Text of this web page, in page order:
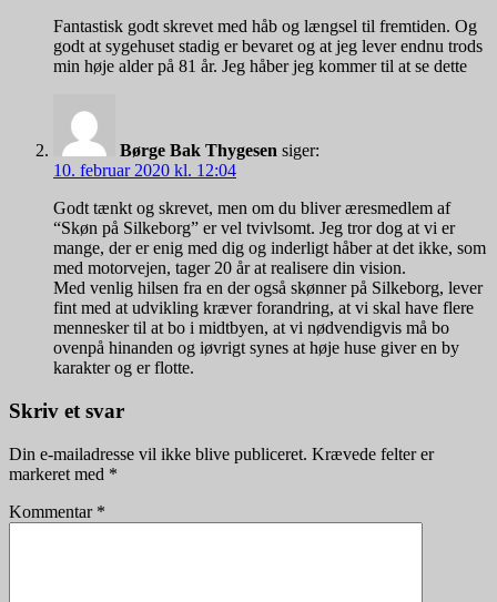
Fantastisk godt skrevet med håb og længsel til fremtiden. Og
godt at sygehuset stadig er bevaret og at jeg lever endnu trods
min høje alder på 81 år. Jeg håber jeg kommer til at se dette
Børge Bak Thygesen siger:
10. februar 2020 kl. 12:04
Godt tænkt og skrevet, men om du bliver æresmedlem af
“Skøn på Silkeborg” er vel tvivlsomt. Jeg tror dog at vi er
mange, der er enig med dig og inderligt håber at det ikke, som
med motorvejen, tager 20 år at realisere din vision.
Med venlig hilsen fra en der også skønner på Silkeborg, lever
fint med at udvikling kræver forandring, at vi skal have flere
mennesker til at bo i midtbyen, at vi nødvendigvis må bo
ovenpå hinanden og iøvrigt synes at høje huse giver en by
karakter og er flotte.
Skriv et svar
Din e-mailadresse vil ikke blive publiceret. Krævede felter er
markeret med *
Kommentar *